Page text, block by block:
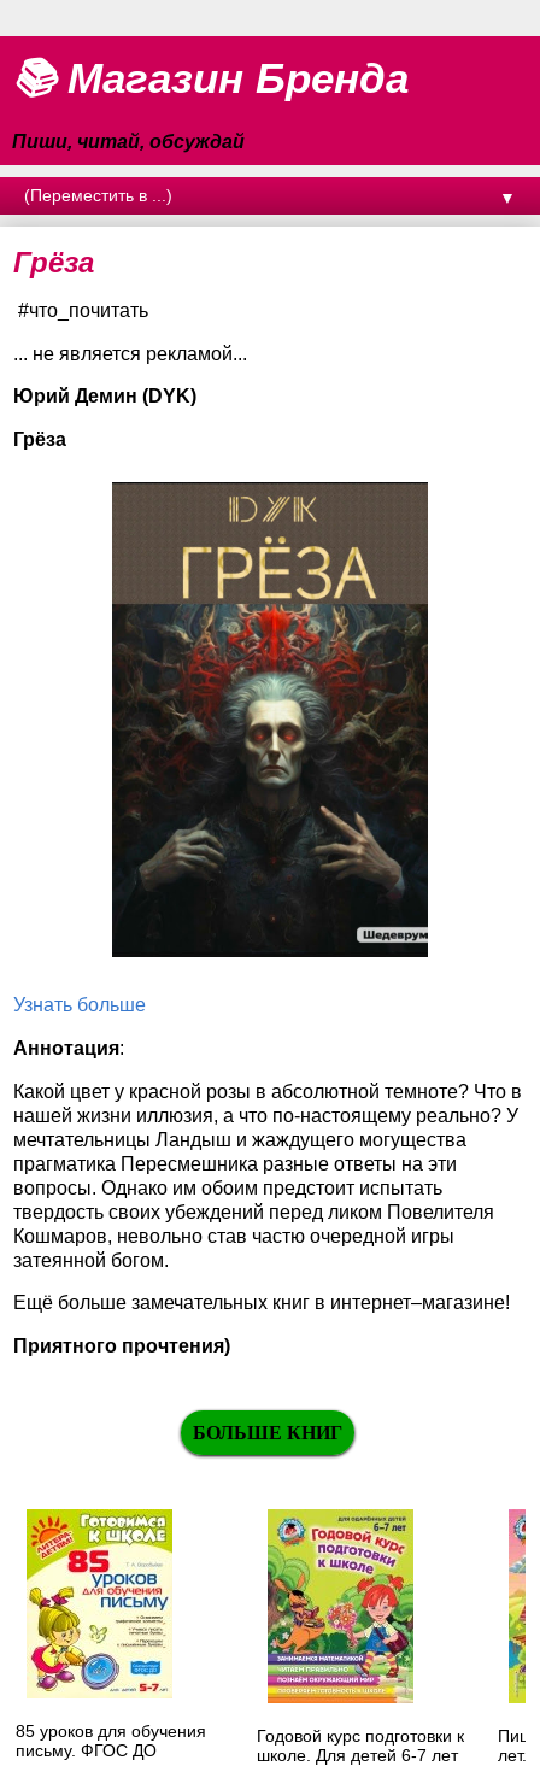
📚 Магазин Бренда
Пиши, читай, обсуждай
▼
Грёза
#что_почитать
... не является рекламой...
Юрий Демин (DYK)
Грёза
Узнать больше
Аннотация:
Какой цвет у красной розы в абсолютной темноте? Что в
нашей жизни иллюзия, а что по-настоящему реально? У
мечтательницы Ландыш и жаждущего могущества
прагматика Пересмешника разные ответы на эти
вопросы. Однако им обоим предстоит испытать
твердость своих убеждений перед ликом Повелителя
Кошмаров, невольно став частю очередной игры
затеянной богом.
Ещё больше замечательных книг в интернет–магазине!
Приятного прочтения)
БОЛЬШЕ КНИГ
85 уроков для обучения
письму. ФГОС ДО
Годовой курс подготовки к
школе. Для детей 6-7 лет
лет.